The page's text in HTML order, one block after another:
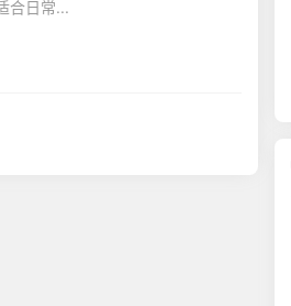
合日常...